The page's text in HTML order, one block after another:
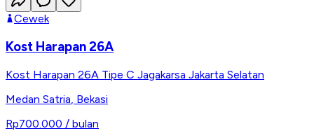
Cewek
Kost Harapan 26A
Kost Harapan 26A Tipe C Jagakarsa Jakarta Selatan
Medan Satria, Bekasi
Rp700.000 / bulan